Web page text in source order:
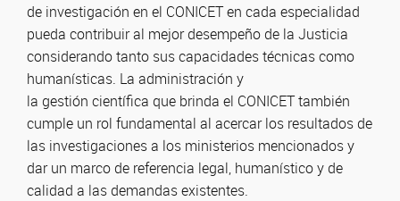
de investigación en el CONICET en cada especialidad
pueda contribuir al mejor desempeño de la Justicia
considerando tanto sus capacidades técnicas como
humanísticas. La administración y
la gestión científica que brinda el CONICETtambién
cumple un rol fundamental al acercar los resultados de
las investigaciones a los ministerios mencionados y
dar un marco de referencia legal, humanístico y de
calidad a las demandas existentes.